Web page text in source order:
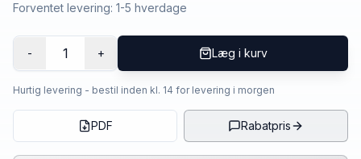
Forventet levering: 1-5 hverdage
- 1 + Læg i kurv
Hurtig levering - bestil inden kl. 14 for levering i morgen
PDF Rabatpris